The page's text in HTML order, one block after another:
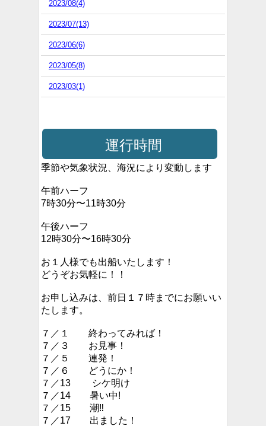
2023/08(4)
2023/07(13)
2023/06(6)
2023/05(8)
2023/03(1)
運行時間
季節や気象状況、海況により変動します
午前ハーフ
7時30分〜11時30分
午後ハーフ
12時30分〜16時30分
お１人様でも出船いたします！
どうぞお気軽に！！
お申し込みは、前日１７時までにお願いい
たします。
７／１ 終わってみれば！
７／３ お見事！
７／５ 連発！
７／６ どうにか！
７／13 シケ明け
７／14 暑い中!
７／15 潮‼︎
７／17 出ました！